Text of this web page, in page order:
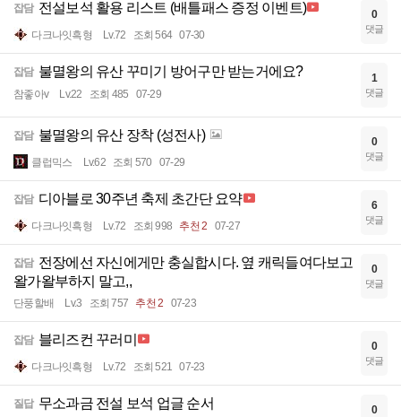
잡담 전설보석 활용 리스트 (배틀패스 증정 이벤트)
다크나잇흑형 Lv.72 조회 564 07-30
0
댓글
잡담 불멸왕의 유산 꾸미기 방어구만 받는거에요?
참좋아v Lv.22 조회 485 07-29
1
댓글
잡담 불멸왕의 유산 장착 (성전사)
클럽믹스 Lv.62 조회 570 07-29
0
댓글
잡담 디아블로 30주년 축제 초간단 요약
다크나잇흑형 Lv.72 조회 998 추천 2 07-27
6
댓글
잡담 전장에선 자신에게만 충실합시다. 옆 캐릭들여다보고
왈가왈부하지 말고,,
단풍할배 Lv.3 조회 757 추천 2 07-23
0
댓글
잡담 블리즈컨 꾸러미
다크나잇흑형 Lv.72 조회 521 07-23
0
댓글
질답 무소과금 전설 보석 업글 순서 0